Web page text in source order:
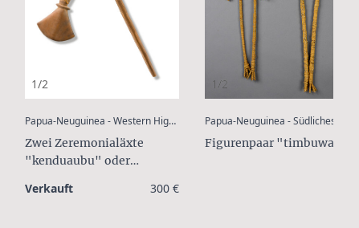
1/2
Papua-Neuguinea - Western Highlands Province, Mount Hagen Gebiet
Zwei Zeremonialäxte
"kenduaubu" oder
Verkauft 300 €
1/2
Figurenpaar "timbuwara"